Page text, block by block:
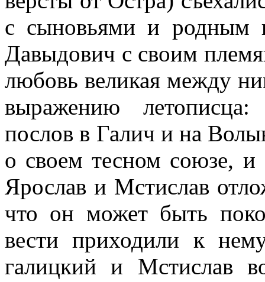
с сыновьями и родным
Давыдович с своим
любовь великая между
выражению
послов в Галич и на
о своем тесном союзе, и
Ярослав и Мстислав
что он может быть
вести приходили к
галицкий и Мстислав